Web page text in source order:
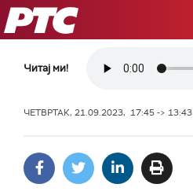
РТС
Читај ми!
ЧЕТВРТАК, 21.09.2023, 17:45 -> 13:43